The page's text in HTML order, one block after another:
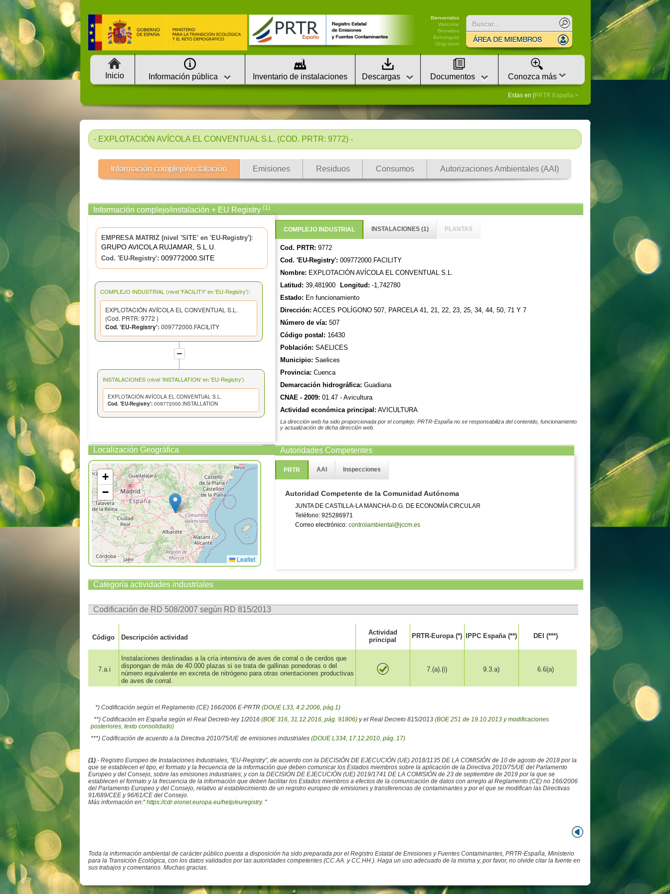
Bienvenidos
Welcome
Benvidos
Benvinguts
Ongi etorri
Inicio Información pública Inventario de instalaciones Descargas Documentos Conozca más
Estas en | PRTR España
- EXPLOTACIÓN AVÍCOLA EL CONVENTUAL S.L. (COD. PRTR: 9772) -
Información complejo/instalación Emisiones Residuos Consumos Autorizaciones Ambientales (AAI)
Información complejo/instalación + EU Registry (1)
EMPRESA MATRIZ (nivel 'SITE' en 'EU-Registry'):
GRUPO AVICOLA RUJAMAR, S.L.U.
Cod. 'EU-Registry': 009772000.SITE
COMPLEJO INDUSTRIAL (nivel 'FACILITY' en 'EU-Registry'):
EXPLOTACIÓN AVÍCOLA EL CONVENTUAL S.L.
(Cod. PRTR: 9772 )
Cod. 'EU-Registry': 009772000.FACILITY
INSTALACIONES (nivel 'INSTALLATION' en 'EU-Registry')
EXPLOTACIÓN AVÍCOLA EL CONVENTUAL S.L.
Cod. 'EU-Registry':009772000.INSTALLATION
Localización Geográfica
+
−
Leaflet
COMPLEJO INDUSTRIAL INSTALACIONES (1) PLANTAS
Cod. PRTR: 9772
Cod. 'EU-Registry': 009772000.FACILITY
Nombre: EXPLOTACIÓN AVÍCOLA EL CONVENTUAL S.L.
Latitud: 39,481900 Longitud: -1,742780
Estado: En funcionamiento
Dirección: ACCES POLÍGONO 507, PARCELA 41, 21, 22, 23, 25, 34, 44, 50, 71 Y 7
Número de vía: 507
Código postal: 16430
Población: SAELICES
Municipio: Saelices
Provincia: Cuenca
Demarcación hidrográfica: Guadiana
CNAE - 2009: 01.47 - Avicultura
Actividad económica principal: AVICULTURA
La dirección web ha sido proporcionada por el complejo. PRTR-España no se responsabiliza del contenido, funcionamiento
y actualización de dicha dirección web.
Autoridades Competentes
PRTR AAI Inspecciones
Autoridad Competente de la Comunidad Autónoma
JUNTA DE CASTILLA-LA MANCHA-D.G. DE ECONOMÍA CIRCULAR
Teléfono: 925286971
Correo electrónico: controlambiental@jccm.es
Categoría actividades industriales
Codificación de RD 508/2007 según RD 815/2013
Código Descripción actividad
Actividad
principal
PRTR-Europa (*) IPPC España (**) DEI (***)
7.a.i
Instalaciones destinadas a la cría intensiva de aves de corral o de cerdos que
dispongan de más de 40.000 plazas si se trata de gallinas ponedoras o del
número equivalente en excreta de nitrógeno para otras orientaciones productivas
de aves de corral.
7.(a).(i) 9.3.a) 6.6(a)
*) Codificación según el Reglamento (CE) 166/2006 E-PRTR (DOUE L33, 4.2.2006, pág.1)
**) Codificación en España según el Real Decreto-ley 1/2016 (BOE 316, 31.12.2016, pág. 91806)y el Real Decreto 815/2013 (BOE 251 de 19.10.2013 y modificaciones
posteriores, texto consolidado)
***) Codificación de acuerdo a la Directiva 2010/75/UE de emisiones industriales (DOUE L334, 17.12.2010, pág. 17)
(1).- Registro Europeo de Instalaciones Industriales, “EU-Registry”, de acuerdo con la DECISIÓN DE EJECUCIÓN (UE) 2018/1135 DE LA COMISIÓN de 10 de agosto de 2018 por la
que se establecen el tipo, el formato y la frecuencia de la información que deben comunicar los Estados miembros sobre la aplicación de la Directiva 2010/75/UE del Parlamento
Europeo y del Consejo, sobre las emisiones industriales; y con la DECISIÓN DE EJECUCIÓN (UE) 2019/1741 DE LA COMISIÓN de 23 de septiembre de 2019 por la que se
establecen el formato y la frecuencia de la información que deben facilitar los Estados miembros a efectos de la comunicación de datos con arreglo al Reglamento (CE) no 166/2006
del Parlamento Europeo y del Consejo, relativo al establecimiento de un registro europeo de emisiones y transferencias de contaminantes y por el que se modifican las Directivas
91/689/CEE y 96/61/CE del Consejo.
Más información en:"https://cdr.eionet.europa.eu/help/euregistry. "
Toda la información ambiental de carácter público puesta a disposición ha sido preparada por el Registro Estatal de Emisiones y Fuentes Contaminantes, PRTR-España, Ministerio
para la Transición Ecológica, con los datos validados por las autoridades competentes (CC.AA. y CC.HH.). Haga un uso adecuado de la misma y, por favor, no olvide citar la fuente en
sus trabajos y comentarios. Muchas gracias.